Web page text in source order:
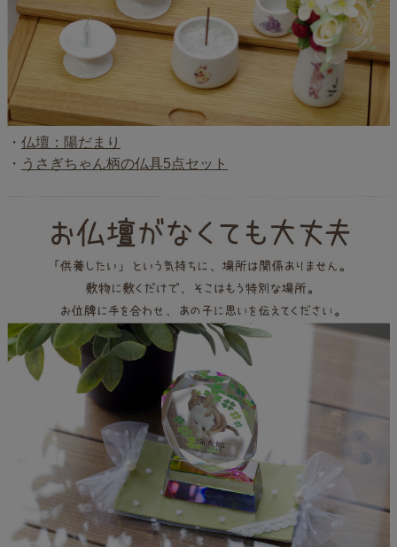
・ 仏壇：陽だまり
・ うさぎちゃん柄の仏具5点セット